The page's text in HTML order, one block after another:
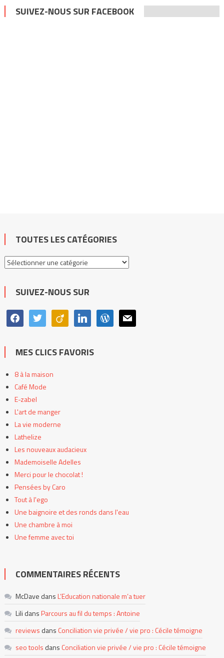
SUIVEZ-NOUS SUR FACEBOOK
TOUTES LES CATÉGORIES
Toutes
catégories
SUIVEZ-NOUS SUR
facebooktwitter viadeo linkedin wordpress
mail
MES CLICS FAVORIS
8 à la maison
Café Mode
E-zabel
L'art de manger
La vie moderne
Lathelize
Les nouveaux audacieux
Mademoiselle Adelles
Merci pour le chocolat !
Pensées by Caro
Tout à l'ego
Une baignoire et des ronds dans l'eau
Une chambre à moi
Une femme avec toi
COMMENTAIRES RÉCENTS
McDave dansL’Education nationale m’a tuer
Lili dansParcours au fil du temps : Antoine
reviews dans Conciliation vie privée / vie pro : Cécile témoigne
seo tools dans Conciliation vie privée / vie pro : Cécile témoigne